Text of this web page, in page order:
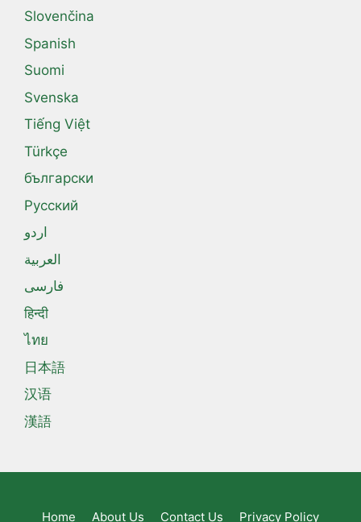
Slovenčina
Spanish
Suomi
Svenska
Tiếng Việt
Türkçe
български
Русский
اردو
العربية
فارسی
हिन्दी
ไทย
日本語
汉语
漢語
Home About Us Contact Us Privacy Policy